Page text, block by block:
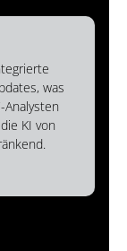
was
KI von